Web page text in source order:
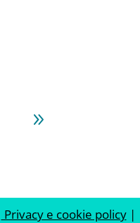
Privacy e cookie policy|